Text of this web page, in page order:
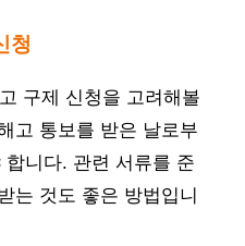
청
구제 신청을 고려해볼
고 통보를 받은 날로부
니다. 관련 서류를 준
는 것도 좋은 방법입니